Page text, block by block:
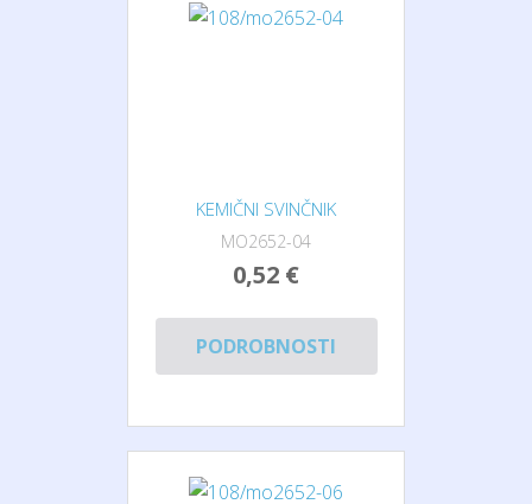
KEMIČNI SVINČNIK
MO2652-04
0,52 €
PODROBNOSTI